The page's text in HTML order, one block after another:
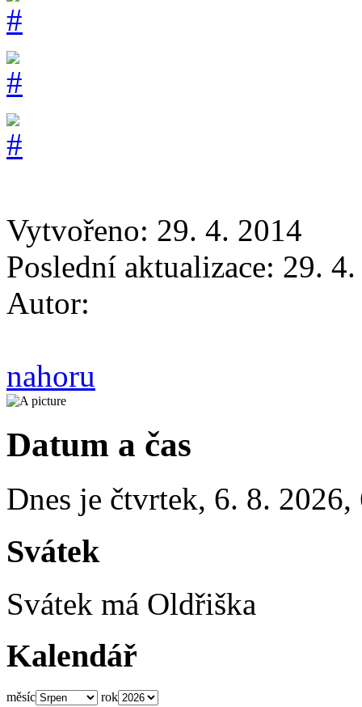
Vytvořeno: 29. 4. 2014
Poslední aktualizace: 29.
Autor:
nahoru
Datum a čas
Dnes je čtvrtek, 6. 8. 2026,
Svátek
Svátek má Oldřiška
Kalendář
měsíc rok